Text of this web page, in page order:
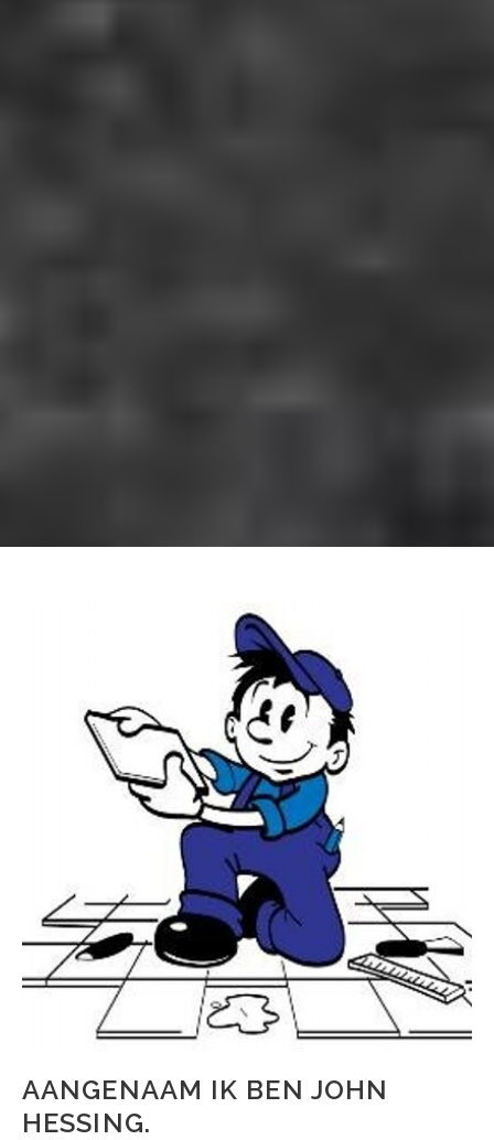
AANGENAAM IK BEN JOHN
HESSING.